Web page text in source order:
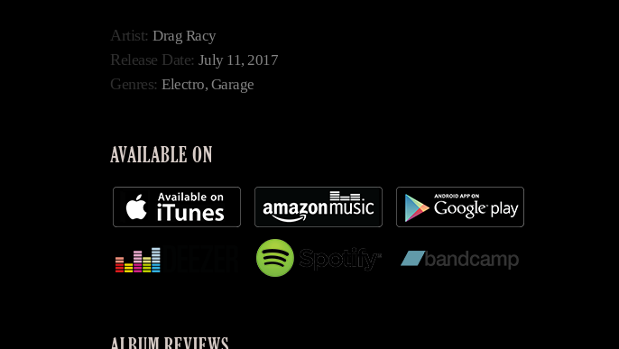
Artist: Drag Racy
Release Date: July 11, 2017
Genres: Electro, Garage
AVAILABLE ON